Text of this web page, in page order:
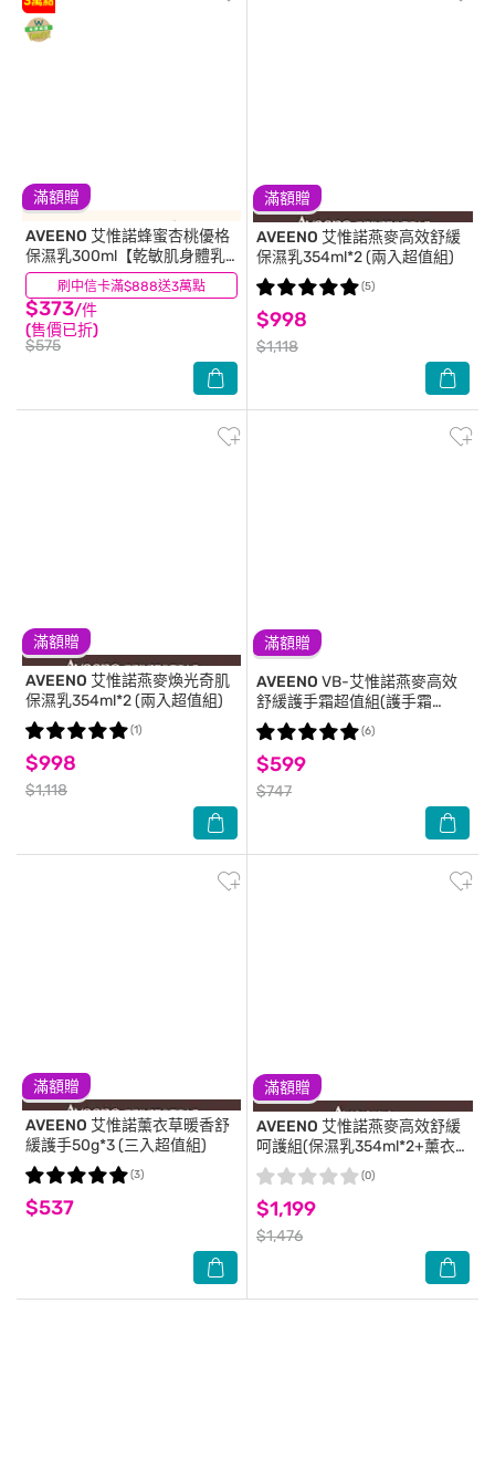
滿額贈
刷中信卡滿$888送3萬點
AVEENO 艾惟諾蜂蜜杏桃優格
保濕乳300ml【乾敏肌身體乳
液】
$373/件
(售價已折)
$575
(13)
滿額贈
AVEENO 艾惟諾燕麥高效舒緩
保濕乳354ml*2 (兩入超值組)
$998
$1,118
(5)
滿額贈
AVEENO 艾惟諾燕麥煥光奇肌
保濕乳354ml*2 (兩入超值組)
$998
$1,118
(1)
滿額贈
AVEENO VB-艾惟諾燕麥高效
舒緩護手霜超值組(護手霜
100g*3)
$599
$747
(6)
滿額贈
AVEENO 艾惟諾薰衣草暖香舒
緩護手50g*3 (三入超值組)
$537
(3)
滿額贈
AVEENO 艾惟諾燕麥高效舒緩
呵護組(保濕乳354ml*2+薰衣
草護手霜50g*2)
$1,199
$1,476
(0)